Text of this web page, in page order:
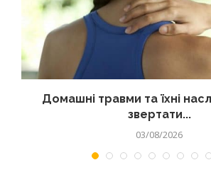
Домашні травми та їхні
звертати...
03/08/2026